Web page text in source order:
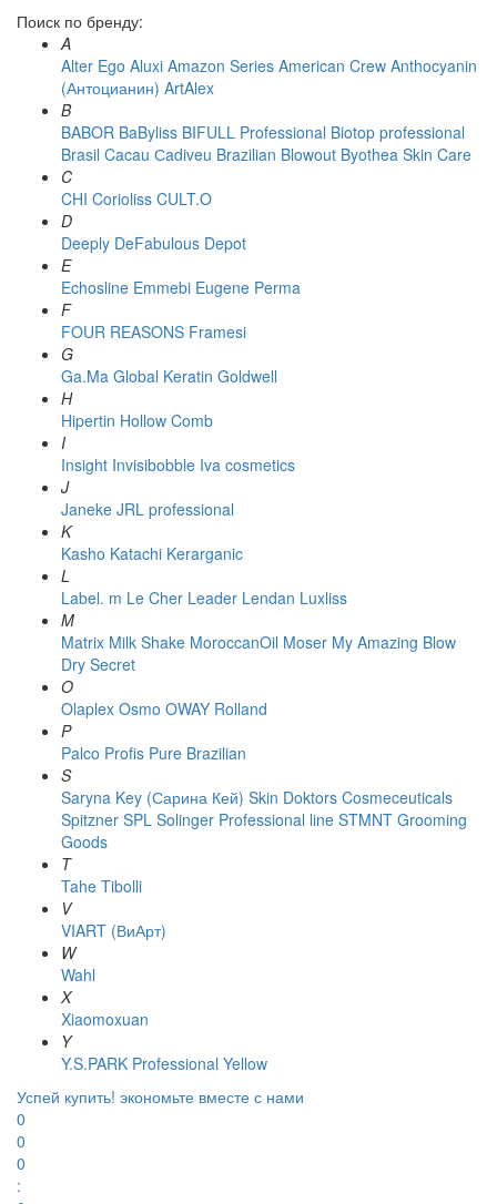
Поиск по бренду:
A
Alter Ego Aluxi Amazon Series American Crew Anthocyanin
(Антоцианин) ArtAlex
B
BABOR BaByliss BIFULL Professional Biotop professional
Brasil Cacau Сadiveu Brazilian Blowout Byothea Skin Care
C
CHI Corioliss CULT.O
D
Deeply DeFabulous Depot
E
Echosline Emmebi Eugene Perma
F
FOUR REASONS Framesi
G
Ga.Ma Global Keratin Goldwell
H
Hipertin Hollow Comb
I
Insight Invisibobble Iva cosmetics
J
Janeke JRL professional
K
Kasho Katachi Kerarganic
L
Label. m Le Cher Leader Lendan Luxliss
M
Matrix Milk Shake MoroccanOil Moser My Amazing Blow
Dry Secret
O
Olaplex Osmo OWAY Rolland
P
Palco Profis Pure Brazilian
S
Saryna Key (Сарина Кей) Skin Doktors Cosmeceuticals
Spitzner SPL Solinger Professional line STMNT Grooming
Goods
T
Tahe Tibolli
V
VIART (ВиАрт)
W
Wahl
X
Xiaomoxuan
Y
Y.S.PARK Professional Yellow
Успей купить! экономьте вместе с нами
0
0
0
: